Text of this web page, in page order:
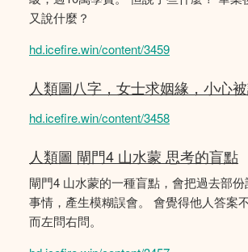
又說什麼？
hd.icefire.win/content/3459
人類圖八字，女士求姻緣，小心
hd.icefire.win/content/3458
人類圖 閘門4 山水蒙 思考的盲點
閘門4 山水蒙的一種盲點，會把過去部
事情，產生模糊誤會。 會覺得他人答案
而左問右問。